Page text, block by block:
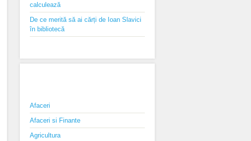
calculează
De ce merită să ai cărți de Ioan Slavici
în bibliotecă
Afaceri
Afaceri si Finante
Agricultura